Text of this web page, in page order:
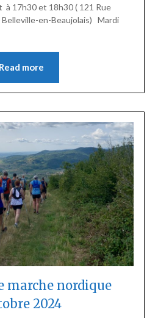
17h30 et 18h30 ( 121 Rue
en-Beaujolais) Mardi
Read more
marche nordique
2024